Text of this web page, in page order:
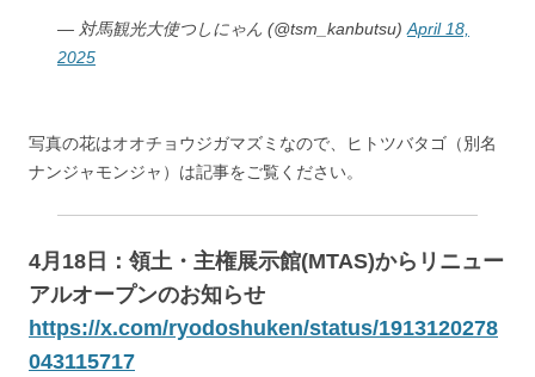
— 対馬観光大使つしにゃん (@tsm_kanbutsu)April 18,
2025
写真の花はオオチョウジガマズミなので、ヒトツバタゴ（別名
ナンジャモンジャ）は記事をご覧ください。
4月18日：領土・主権展示館(MTAS)からリニュー
アルオープンのお知らせ
https://x.com/ryodoshuken/status/1913120278
043115717